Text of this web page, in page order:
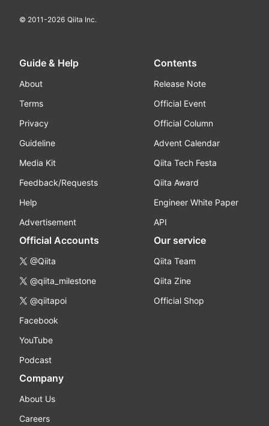
© 2011-2026 Qiita Inc.
Guide & Help
About
Terms
Privacy
Guideline
Media Kit
Feedback/Requests
Help
Advertisement
Contents
Release Note
Official Event
Official Column
Advent Calendar
Qiita Tech Festa
Qiita Award
Engineer White Paper
API
Official Accounts
@Qiita
@qiita_milestone
@qiitapoi
Facebook
YouTube
Podcast
Our service
Qiita Team
Qiita Zine
Official Shop
Company
About Us
Careers